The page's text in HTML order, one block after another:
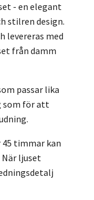
- en elegant
stilren design.
levereras med
från damm
passar lika
som för att
45 timmar kan
När ljuset